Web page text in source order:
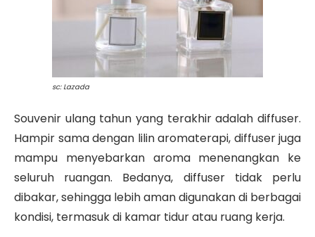
sc: Lazada
Souvenir ulang tahun yang terakhir adalah diffuser.
Hampir sama dengan lilin aromaterapi, diffuser juga
mampu menyebarkan aroma menenangkan ke
seluruh ruangan. Bedanya, diffuser tidak perlu
dibakar, sehingga lebih aman digunakan di berbagai
kondisi, termasuk di kamar tidur atau ruang kerja.